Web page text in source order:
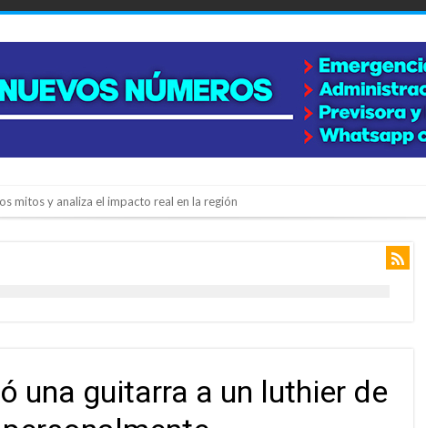
mitos y analiza el impacto real en la región
juvenil de malambo de Los Quirquinchos
lluvias intensas
Corre”
japonesa en la Biblioteca Popular Nosotros
una guitarra a un luthier de